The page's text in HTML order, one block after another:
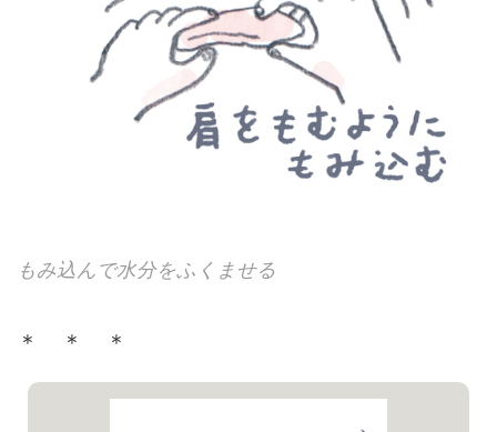
もみ込んで水分をふくませる
＊ ＊ ＊